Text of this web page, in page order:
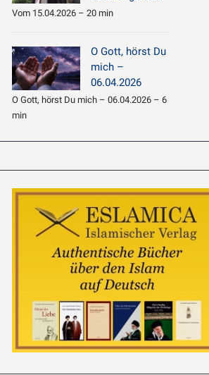
–
Imam Chamene’i: Hadith
meisten Wissen beziehen
Vom 15.04.2026 – 20 min
O Gott, hörst Du
mich –
06.04.2026
O Gott, hörst Du mich – 06.04.2026 – 6
min